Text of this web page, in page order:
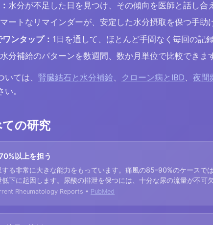
水分が不足した日を見つけ、その傾向を医師と話し合
ートなリマインダーが、安定した水分摂取を保つ手助
ンタップ： 1日を通して、ほとんど手間なく毎回の記
水分補給のパターンを数週間、数か月単位で比較できま
ては、 腎臓結石と水分補給、 クローン病とIBD、 夜間
。
の研究
以上を担う
る非常に大きな能力をもっています。痛風の85–90%のケースで
下に起因します。尿酸の排泄を保つには、十分な尿の流量が不可欠
Rheumatology Reports • PubMed